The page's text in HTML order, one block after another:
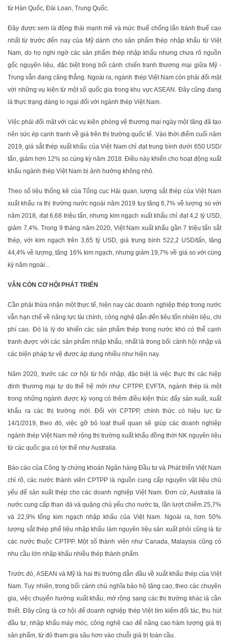
từ Hàn Quốc, Đài Loan, Trung Quốc.
Đây được xem là động thái mạnh mẽ và mức thuế chống lẩn tránh thuế cao
nhất từ trước đến nay của Mỹ dành cho sản phẩm thép nhập khẩu từ Việt
Nam, do họ nghi ngờ các sản phẩm thép nhập khẩu nhưng chưa rõ nguồn
gốc nguyên liệu, đặc biệt trong bối cảnh chiến tranh thương mại giữa Mỹ -
Trung vẫn đang căng thẳng. Ngoài ra, ngành thép Việt Nam còn phải đối mặt
với những vụ kiện từ một số quốc gia trong khu vực ASEAN. Đây cũng đang
là thực trạng đáng lo ngại đối với ngành thép Việt Nam.
Việc phải đối mặt với các vụ kiện phòng vệ thương mại ngày một tăng đã tạo
nên sức ép cạnh tranh về giá trên thị trường quốc tế. Vào thời điểm cuối năm
2019, giá sắt thép xuất khẩu của Việt Nam chỉ đạt trung bình dưới 650 USD/
tấn, giảm hơn 12% so cùng kỳ năm 2018. Điều này khiến cho hoạt động xuất
khẩu ngành thép Việt Nam bị ảnh hưởng không nhỏ.
Theo số liệu thống kê của Tổng cục Hải quan, lượng sắt thép của Việt Nam
xuất khẩu ra thị trường nước ngoài năm 2019 tuy tăng 6,7% về lượng so với
năm 2018, đạt 6,68 triệu tấn, nhưng kim ngạch xuất khẩu chỉ đạt 4,2 tỷ USD,
giảm 7,4%. Trong 9 tháng năm 2020, Việt Nam xuất khẩu gần 7 triệu tấn sắt
thép, với kim ngạch trên 3,65 tỷ USD, giá trung bình 522,2 USD/tấn, tăng
44,4% về lượng, tăng 16% kim ngạch, nhưng giảm 19,7% về giá so với cùng
kỳ năm ngoái...
VẪN CÒN CƠ HỘI PHÁT TRIỂN
Cần phải thừa nhận một thực tế, hiện nay các doanh nghiệp thép trong nước
vẫn hạn chế về năng lực tài chính, công nghệ dẫn đến tiêu tốn nhiên liệu, chi
phí cao. Đó là lý do khiến các sản phẩm thép trong nước khó có thể cạnh
tranh được với các sản phẩm nhập khẩu, nhất là trong bối cảnh hội nhập và
các biện pháp tự vệ được áp dụng nhiều như hiện nay.
Năm 2020, trước các cơ hội từ hội nhập, đặc biệt là việc thực thi các hiệp
định thương mại tự do thế hệ mới như CPTPP, EVFTA, ngành thép là một
trong những ngành được kỳ vọng có thêm điều kiện thúc đẩy sản xuất, xuất
khẩu ra các thị trường mới. Đối với CPTPP, chính thức có hiệu lực từ
14/1/2019, theo đó, việc gỡ bỏ loạt thuế quan sẽ giúp các doanh nghiệp
ngành thép Việt Nam mở rộng thị trường xuất khẩu đồng thời NK nguyên liệu
từ các quốc gia có lợi thế như Australia.
Báo cáo của Công ty chứng khoán Ngân hàng Đầu tư và Phát triển Việt Nam
chỉ rõ, các nước thành viên CPTPP là nguồn cung cấp nguyên vật liệu chủ
yếu để sản xuất thép cho các doanh nghiệp Việt Nam. Đơn cử, Australia là
nước cung cấp than đá và quặng chủ yếu cho nước ta, lần lượt chiếm 25,7%
và 22,9% tổng kim ngạch nhập khẩu của Việt Nam. Ngoài ra, hơn 50%
lượng sắt thép phế liệu nhập khẩu làm nguyên liệu sản xuất phôi cũng là từ
các nước thuộc CPTPP. Một số thành viên như Canada, Malaysia cũng có
nhu cầu lớn nhập khẩu nhiều thép thành phẩm.
Trước đó, ASEAN và Mỹ là hai thị trường dẫn đầu về xuất khẩu thép của Việt
Nam. Tuy nhiên, trong bối cảnh chủ nghĩa bảo hộ tăng cao, theo các chuyên
gia, việc chuyển hướng xuất khẩu, mở rộng sang các thị trường khác là cần
thiết. Đây cũng là cơ hội để doanh nghiệp thép Việt tìm kiếm đối tác, thu hút
đầu tư, nhập khẩu máy móc, công nghệ cao để nâng cao hàm lượng giá trị
sản phẩm, từ đó tham gia sâu hơn vào chuỗi giá trị toàn cầu.